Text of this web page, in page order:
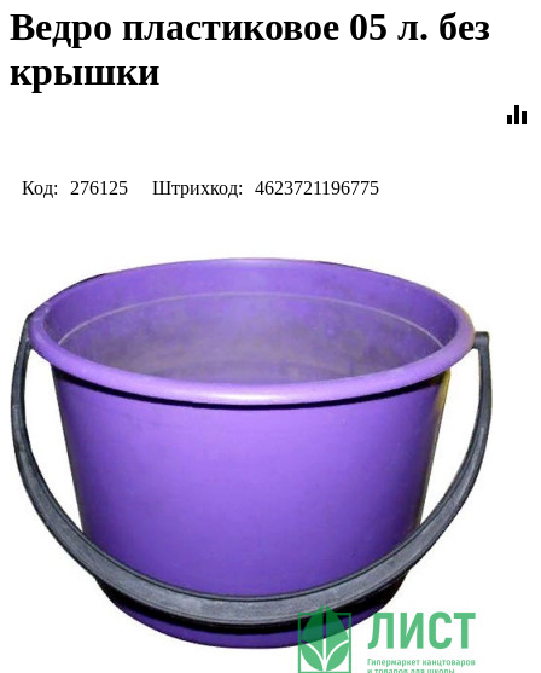
Ведро пластиковое 05 л. без
крышки
equalizer
Код: 276125 Штрихкод: 4623721196775